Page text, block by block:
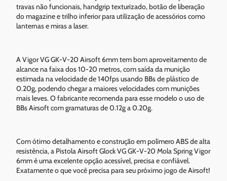
travas não funcionais, handgrip texturizado, botão de liberação
do magazine e trilho inferior para utilização de acessórios como
lanternas e miras a laser.
A Vigor VG GK-V-20 Airsoft 6mm tem bom aproveitamento de
alcance na faixa dos 10-20 metros, com saída da munição
estimada na velocidade de 140fps usando BBs de plástico de
0.20g, podendo chegar a maiores velocidades com munições
mais leves. O fabricante recomenda para esse modelo o uso de
BBs Airsoft com gramaturas de 0.12g a 0.20g.
Com ótimo detalhamento e construção em polímero ABS de alta
resistência, a Pistola Airsoft Glock VG GK-V-20 Mola Spring Vigor
6mm é uma excelente opção acessível, precisa e confiável.
Exatamente o que você precisa para seu próximo jogo de Airsoft!